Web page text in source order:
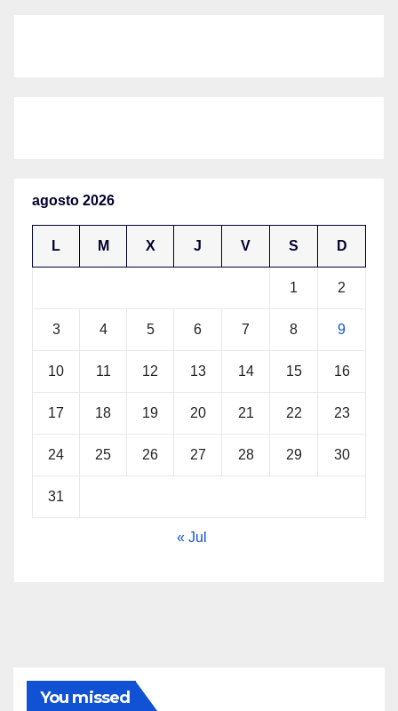
agosto 2026
L M X J V S D
1 2
3 4 5 6 7 8 9
10 11 12 13 14 15 16
17 18 19 20 21 22 23
24 25 26 27 28 29 30
31
« Jul
You missed